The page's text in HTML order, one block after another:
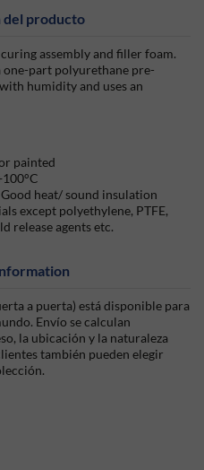
producto
assembly and filler foam.
one-part polyurethane pre-
humidity and uses an
painted
heat/ sound insulation
except polyethylene, PTFE,
release agents etc.
a puerta) está disponible para
Envío se calculan
la ubicación y la naturaleza
también pueden elegir